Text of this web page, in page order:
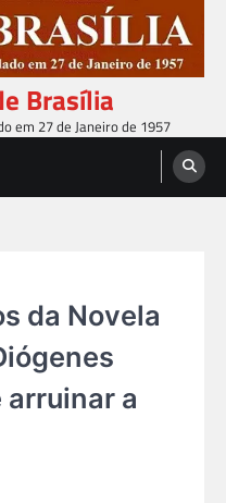
Brasília
em 27 de Janeiro de 1957
da Novela
arruinar a